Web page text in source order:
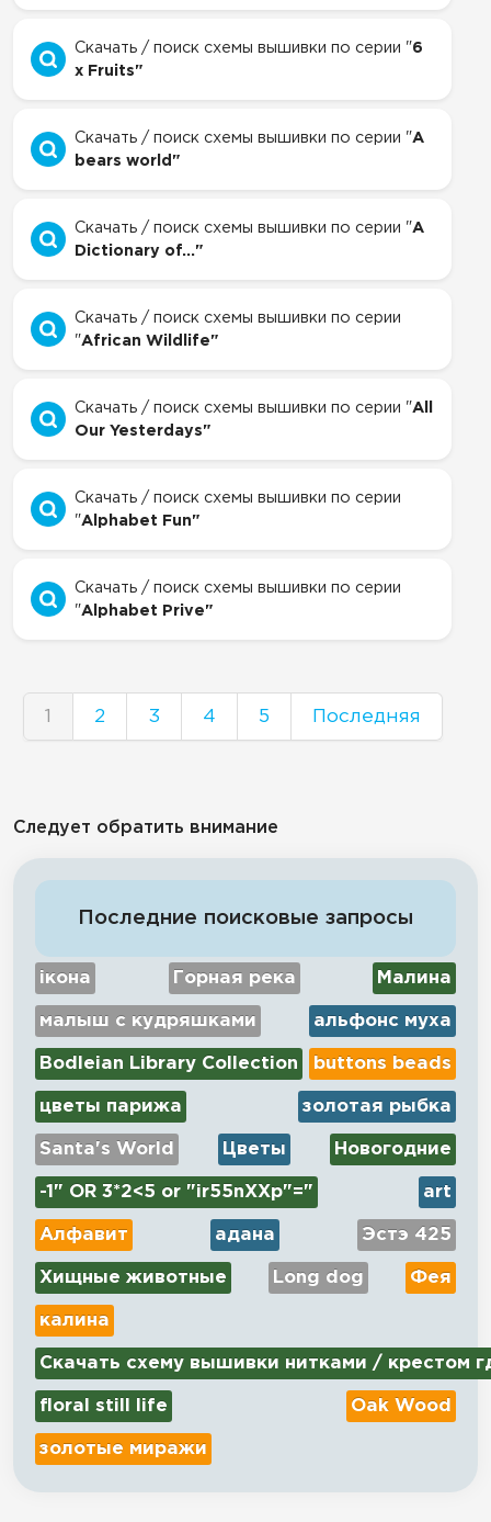
Скачать / поиск схемы вышивки по серии "6
x Fruits"
Скачать / поиск схемы вышивки по серии "A
bears world"
Скачать / поиск схемы вышивки по серии "A
Dictionary of..."
Скачать / поиск схемы вышивки по серии
"African Wildlife"
Скачать / поиск схемы вышивки по серии "All
Our Yesterdays"
Скачать / поиск схемы вышивки по серии
"Alphabet Fun"
Скачать / поиск схемы вышивки по серии
"Alphabet Prive"
1 2 3 4 5 Последняя
Следует обратить внимание
Последние поисковые запросы
ікона Горная река Малина
малыш с кудряшками альфонс муха
Bodleian Library Collection buttons beads
цветы парижа золотая рыбка
Santa's World Цветы Новогодние
-1" OR 3*2<5 or "ir55nXXp"=" art
Алфавит адана Эстэ 425
Хищные животные Long dog Фея
калина
Скачать схему вышивки нитками / крестом
floral still life Oak Wood
золотые миражи